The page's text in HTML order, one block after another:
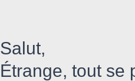
Salut,
Étrange, tout se